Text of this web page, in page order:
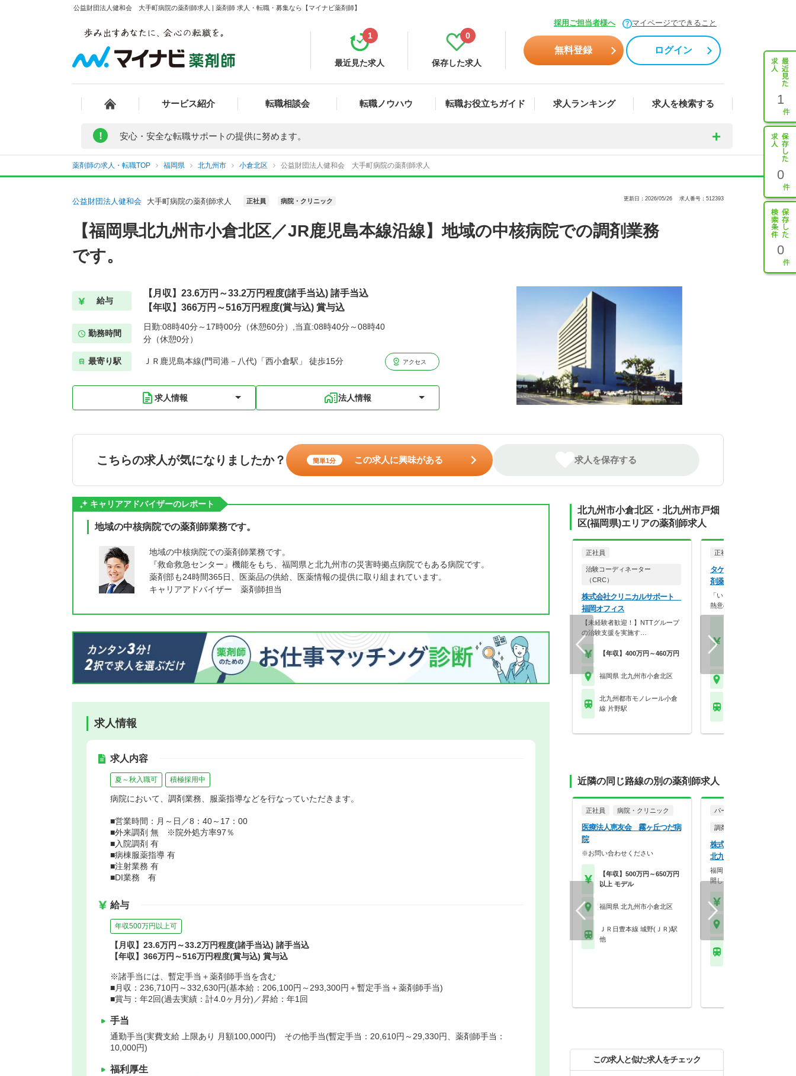
公益財団法人健和会 大手町病院の薬剤師求人 | 薬剤師 求人・転職・募集なら【マイナビ薬剤師】
採用ご担当者様へ マイページでできること
最近見た求人
1
保存した求人
0
無料登録 ログイン
サービス紹介 転職相談会 転職ノウハウ 転職お役立ちガイド 求人ランキング 求人を検索する 1
0
0
! 安心・安全な転職サポートの提供に努めます。
薬剤師の求人・転職TOP 福岡県 北九州市 小倉北区 公益財団法人健和会 大手町病院の薬剤師求人
公益財団法人健和会 大手町病院の薬剤師求人 正社員 病院・クリニック 更新日：2026/05/26 求人番号：512393
【福岡県北九州市小倉北区／JR鹿児島本線沿線】地域の中核病院での調剤業務
です。
給与
【月収】23.6万円～33.2万円程度(諸手当込) 諸手当込
【年収】366万円～516万円程度(賞与込) 賞与込
勤務時間
日勤:08時40分～17時00分（休憩60分）,当直:08時40分～08時40
分（休憩0分）
最寄り駅 ＪＲ鹿児島本線(門司港－八代)「西小倉駅」 徒歩15分 アクセス
求人情報 法人情報
こちらの求人が気になりましたか？ 簡単1分 この求人に興味がある 求人を保存する
キャリアアドバイザーのレポート
地域の中核病院での薬剤師業務です。
地域の中核病院での薬剤師業務です。
『救命救急センター』機能をもち、福岡県と北九州市の災害時拠点病院でもある病院です。
薬剤部も24時間365日、医薬品の供給、医薬情報の提供に取り組まれています。
キャリアアドバイザー 薬剤師担当
求人情報
求人内容
夏～秋入職可 積極採用中
病院において、調剤業務、服薬指導などを行なっていただきます。
■営業時間：月～日／8：40～17：00
■外来調剤 無 ※院外処方率97％
■入院調剤 有
■病棟服薬指導 有
■注射業務 有
■DI業務 有
給与
年収500万円以上可
【月収】23.6万円～33.2万円程度(諸手当込) 諸手当込
【年収】366万円～516万円程度(賞与込) 賞与込
※諸手当には、暫定手当＋薬剤師手当を含む
■月収：236,710円～332,630円(基本給：206,100円～293,300円＋暫定手当＋薬剤師手当)
■賞与：年2回(過去実績：計4.0ヶ月分)／昇給：年1回
手当
通勤手当(実費支給 上限あり 月額100,000円) その他手当(暫定手当：20,610円～29,330円、薬剤師手当：
10,000円)
福利厚生
北九州市小倉北区・北九州市戸畑
区(福岡県)エリアの薬剤師求人
正社員
治験コーディネーター
（CRC）
株式会社クリニカルサポート
福岡オフィス
【未経験者歓迎！】NTTグループ
の治験支援を実施す…
【年収】400万円～460万円
福岡県 北九州市小倉北区
北九州都市モノレール小倉
線 片野駅
正社員
タケシタグループ タケ
剤薬局 馬借店
「いろんな科目を勉強した
熱意のある方大募集で…
近隣の同じ路線の別の薬剤師求人
正社員 病院・クリニック
医療法人恵友会 霧ヶ丘つだ病
院
※お問い合わせください
【年収】500万円～650万円
以上 モデル
福岡県 北九州市小倉北区
ＪＲ日豊本線 城野(ＪＲ)駅
他
パート・アルバイト
調剤薬局
株式会社大賀薬局 大賀
北九州総合病院前店
福岡を拠点に九州でドミナン
開している大手調剤・…
この求人と似た求人をチェック